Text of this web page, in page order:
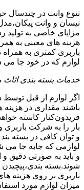
تنوع وانت در چندسال
نیسان و وانت
مزایای خاصی به تولید
هزینه های معینی به
باربری کمتری به همراه
لوازم که در خود جا می
خدمات بسته بندی اثاث
اگر لوازم از قبل
باشند مقداری در هزینه
فریدون‌کنار کاسته
بار را به شرکت باربری
و توان کافی در بسته
لوازمی که جابه جا می
و باید به صورتی دقیق
شوند.بسته
باربری بر روی هزینه
میزان لوازم مورد